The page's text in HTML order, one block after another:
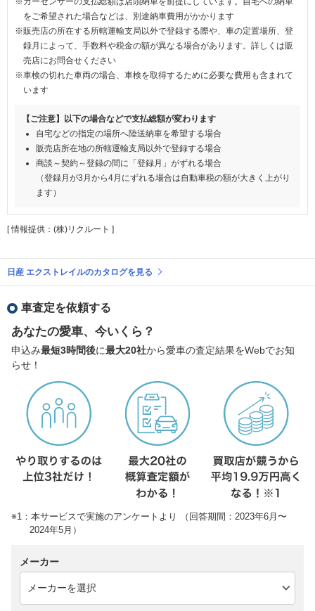
をご希望された場合などは、別途納車費用がかかります
※販売店の所在する所轄運輸支局以外で登録する際や、車の定置場所、登
録月によって、手数料や税金の額が異なる場合があります。詳しくは販
売店にお問合せください
※車検の切れた車両の場合、車検を取得するために必要な費用も含まれて
います
【ご注意】以下の場合などで支払総額が変わります
自宅などの指定の場所へ陸送納車を希望する場合
販売店所在地の所轄運輸支局以外で登録する場合
商談～契約～登録の間に「登録月」がずれる場合
（登録月が3月から4月にずれる場合は自動車税の額が大きく上がり
ます）
[ 情報提供：(株)リクルート ]
日産 エクストレイルのカタログを見る
車査定を依頼する
あなたの愛車、今いくら？
申込み最短3時間後に最大20社から愛車の査定結果をWebでお知
らせ！
※1：本サービスで実施のアンケートより （回答期間：2023年6月〜
2024年5月）
メーカー